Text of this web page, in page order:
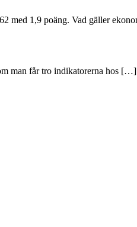
med 1,9 poäng. Vad gäller
man får tro indikatorerna hos […]